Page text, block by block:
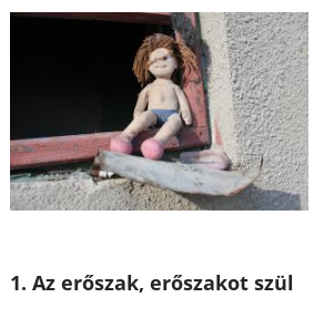
1. Az erőszak, erőszakot szül